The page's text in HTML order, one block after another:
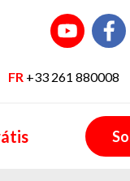
FR +33 261 880008